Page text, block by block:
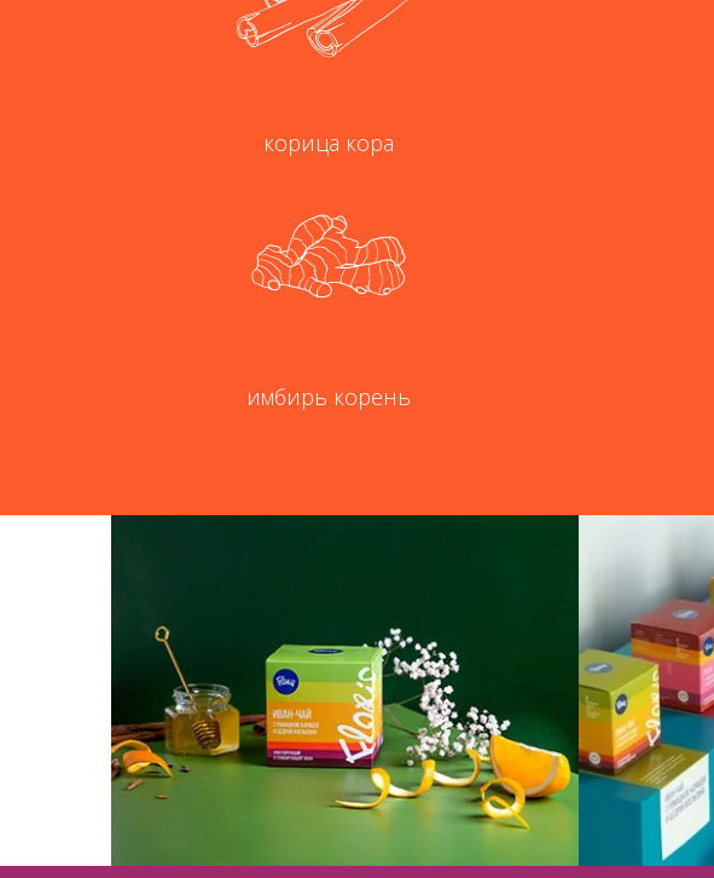
корица кора
имбирь корень